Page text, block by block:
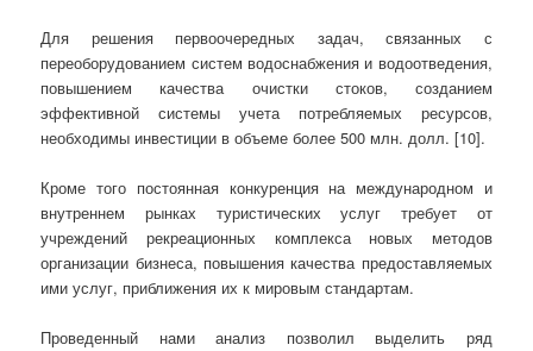
Для решения первоочередных задач, связанных с
переоборудованием систем водоснабжения и водоотведения,
повышением качества очистки стоков, созданием
эффективной системы учета потребляемых ресурсов,
необходимы инвестиции в объеме более 500 млн. долл. [10].
Кроме того постоянная конкуренция на международном и
внутреннем рынках туристических услуг требует от
учреждений рекреационных комплекса новых методов
организации бизнеса, повышения качества предоставляемых
ими услуг, приближения их к мировым стандартам.
Проведенный нами анализ позволил выделить ряд